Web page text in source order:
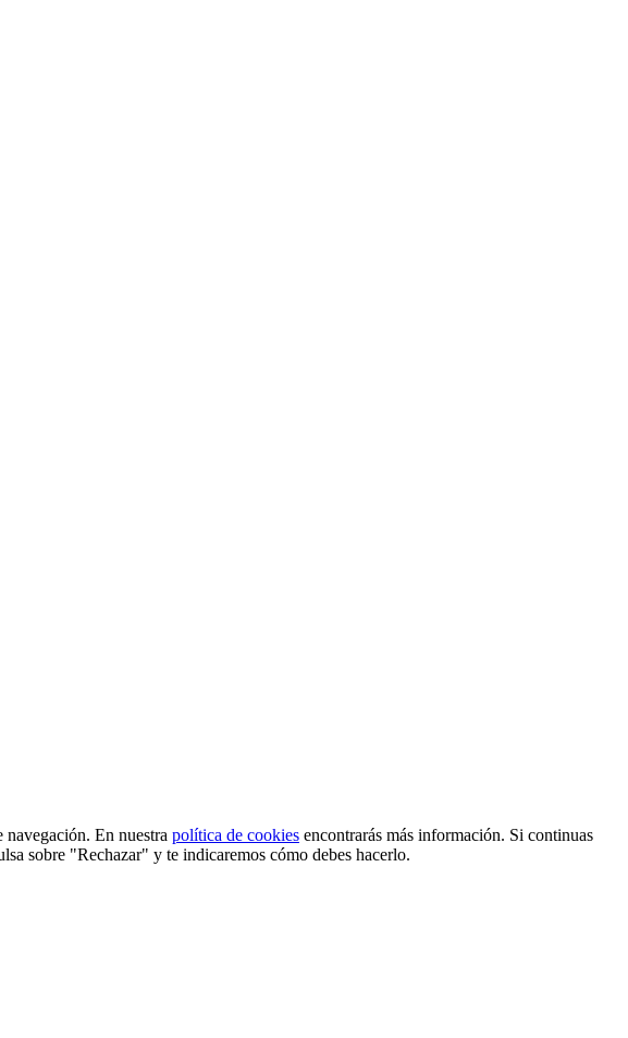
En nuestra política de cookies encontrarás más información. Si continuas
sobre "Rechazar" y te indicaremos cómo debes hacerlo.